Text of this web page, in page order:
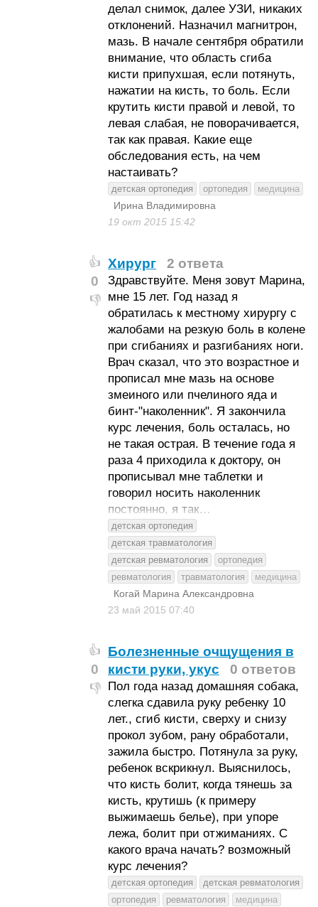
делал снимок, далее УЗИ, никаких
отклонений. Назначил магнитрон,
мазь. В начале сентября обратили
внимание, что область сгиба
кисти припухшая, если потянуть,
нажатии на кисть, то боль. Если
крутить кисти правой и левой, то
левая слабая, не поворачивается,
так как правая. Какие еще
обследования есть, на чем
настаивать?
детская ортопедия ортопедия медицина
Ирина Владимировна
19 окт 2015 15:42
👍
0
👎
Хирург 2 ответа
Здравствуйте. Меня зовут Марина,
мне 15 лет. Год назад я
обратилась к местному хирургу с
жалобами на резкую боль в колене
при сгибаниях и разгибаниях ноги.
Врач сказал, что это возрастное и
прописал мне мазь на основе
змеиного или пчелиного яда и
бинт-"наколенник". Я закончила
курс лечения, боль осталась, но
не такая острая. В течение года я
раза 4 приходила к доктору, он
прописывал мне таблетки и
говорил носить наколенник
постоянно, я так…
детская ортопедия
детская травматология
детская ревматология
ортопедия
ревматология
травматология медицина
Когай Марина Александровна
23 май 2015 07:40
👍
0
👎
Болезненные очщущения в
кисти руки, укус
0 ответов
Пол года назад домашняя собака,
слегка сдавила руку ребенку 10
лет., сгиб кисти, сверху и снизу
прокол зубом, рану обработали,
зажила быстро. Потянула за руку,
ребенок вскрикнул. Выяснилось,
что кисть болит, когда тянешь за
кисть, крутишь (к примеру
выжимаешь белье), при упоре
лежа, болит при отжиманиях. С
какого врача начать? возможный
курс лечения?
детская ортопедия
детская ревматология
ортопедия
ревматология медицина